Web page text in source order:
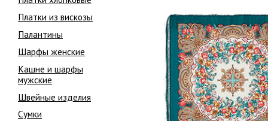
Платки из вискозы
Палантины
Шарфы женские
Кашне и шарфы
мужские
Швейные изделия
Сумки